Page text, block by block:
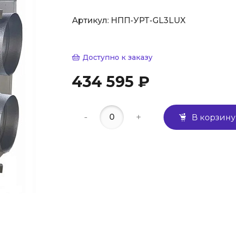
Артикул: НПП-УРТ-GL3LUX
Доступно к заказу
434 595 ₽
- + В корзину